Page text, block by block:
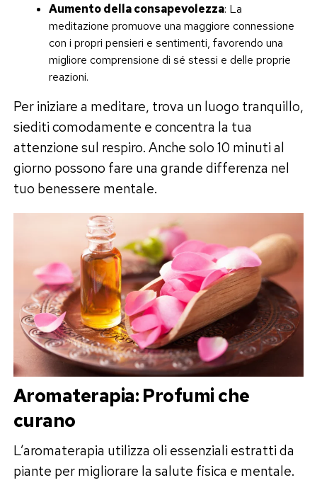
Aumento della consapevolezza: La
meditazione promuove una maggiore connessione
con i propri pensieri e sentimenti, favorendo una
migliore comprensione di sé stessi e delle proprie
reazioni.
Per iniziare a meditare, trova un luogo tranquillo,
siediti comodamente e concentra la tua
attenzione sul respiro. Anche solo 10 minuti al
giorno possono fare una grande differenza nel
tuo benessere mentale.
Aromaterapia: Profumi che
curano
L’aromaterapia utilizza oli essenziali estratti da
piante per migliorare la salute fisica e mentale.